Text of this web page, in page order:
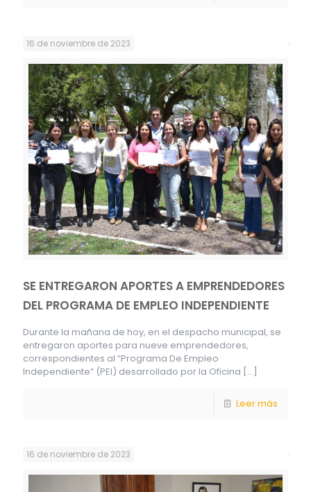
16 de noviembre de 2023
SE ENTREGARON APORTES A EMPRENDEDORES
DEL PROGRAMA DE EMPLEO INDEPENDIENTE
Durante la mañana de hoy, en el despacho municipal, se
entregaron aportes para nueve emprendedores,
correspondientes al “Programa De Empleo
Independiente” (PEI) desarrollado por la Oficina […]
Leer más
16 de noviembre de 2023